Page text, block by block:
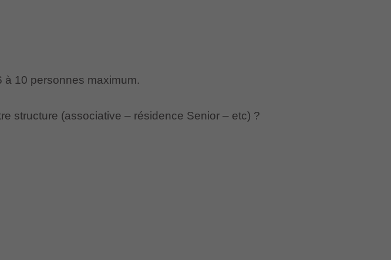
à 10 personnes maximum.
structure (associative – résidence Senior – etc) ?